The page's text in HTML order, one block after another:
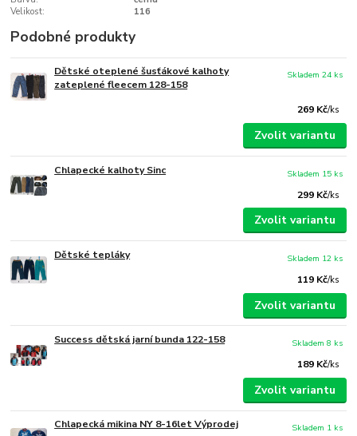
Velikost:
116
Podobné produkty
Dětské oteplené šusťákové kalhoty
zateplené fleecem 128-158
269 Kč/ks
Skladem 24 ks
Zvolit variantu
Chlapecké kalhoty Sinc
299 Kč/ks
Skladem 15 ks
Zvolit variantu
Dětské tepláky
119 Kč/ks
Skladem 12 ks
Zvolit variantu
Success dětská jarní bunda 122-158
189 Kč/ks
Skladem 8 ks
Zvolit variantu
Chlapecká mikina NY 8-16let Výprodej
Skladem 1 ks